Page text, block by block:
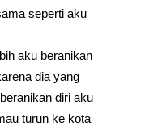
seperti aku
aku beranikan
dia yang
diri aku
turun ke kota